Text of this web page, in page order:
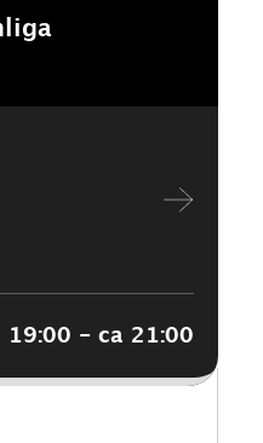
19:00 - ca 21:00